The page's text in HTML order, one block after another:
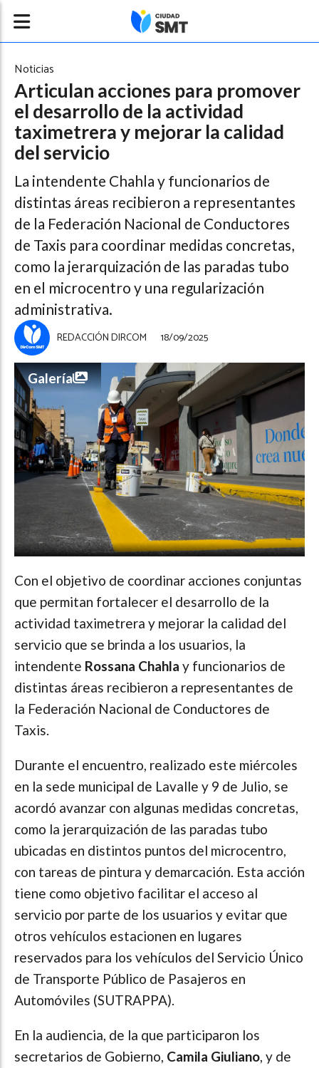
Articulan acciones para promover
el desarrollo de la actividad
taximetrera y mejorar la calidad
del servicio
La intendente Chahla y funcionarios de
distintas áreas recibieron a representantes
de la Federación Nacional de Conductores
de Taxis para coordinar medidas concretas,
como la jerarquización de las paradas tubo
en el microcentro y una regularización
administrativa.
Noticias
18/09/2025
REDACCIÓN DIRCOM
Galería
Con el objetivo de coordinar acciones conjuntas
que permitan fortalecer el desarrollo de la
actividad taximetrera y mejorar la calidad del
servicio que se brinda a los usuarios, la
intendente Rossana Chahla y funcionarios de
distintas áreas recibieron a representantes de
la Federación Nacional de Conductores de
Taxis.
Durante el encuentro, realizado este miércoles
en la sede municipal de Lavalle y 9 de Julio, se
acordó avanzar con algunas medidas concretas,
como la jerarquización de las paradas tubo
ubicadas en distintos puntos del microcentro,
con tareas de pintura y demarcación. Esta acción
tiene como objetivo facilitar el acceso al
servicio por parte de los usuarios y evitar que
otros vehículos estacionen en lugares
reservados para los vehículos del Servicio Único
de Transporte Público de Pasajeros en
Automóviles (SUTRAPPA).
En la audiencia, de la que participaron los
secretarios de Gobierno, Camila Giuliano, y de